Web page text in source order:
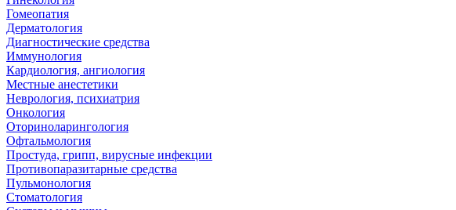
Гомеопатия
Дерматология
Диагностические средства
Иммунология
Кардиология, ангиология
Местные анестетики
Неврология, психиатрия
Онкология
Оториноларингология
Офтальмология
Простуда, грипп, вирусные инфекции
Противопаразитарные средства
Пульмонология
Стоматология